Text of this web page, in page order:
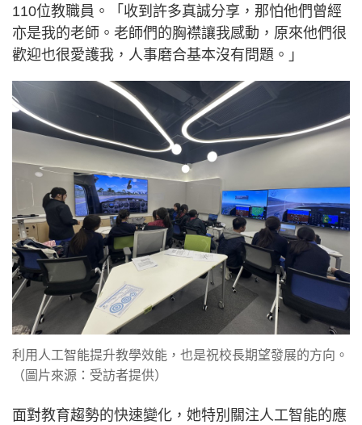
110位教職員。「收到許多真誠分享，那怕他們曾經
亦是我的老師。老師們的胸襟讓我感動，原來他們很
歡迎也很愛護我，人事磨合基本沒有問題。」
利用人工智能提升教學效能，也是祝校長期望發展的方向。
（圖片來源：受訪者提供）
面對教育趨勢的快速變化，她特別關注人工智能的應